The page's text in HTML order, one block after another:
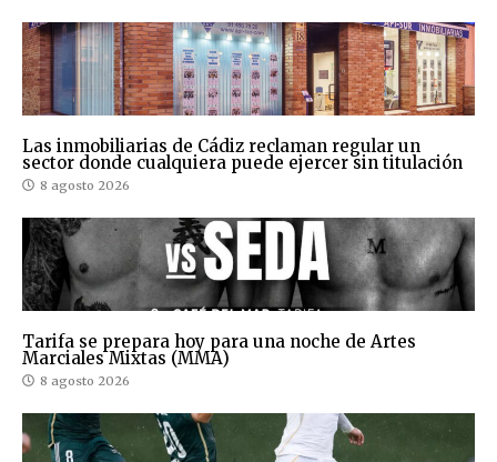
Las inmobiliarias de Cádiz reclaman regular un
sector donde cualquiera puede ejercer sin titulación
8 agosto 2026
Tarifa se prepara hoy para una noche de Artes
Marciales Mixtas (MMA)
8 agosto 2026